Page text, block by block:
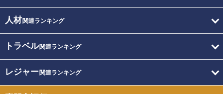
人材関連ランキング
トラベル関連ランキング
レジャー関連ランキング